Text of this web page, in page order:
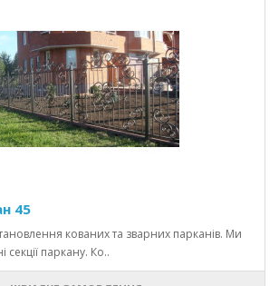
45
кованих та зварних парканів. Ми
паркану. Ко..